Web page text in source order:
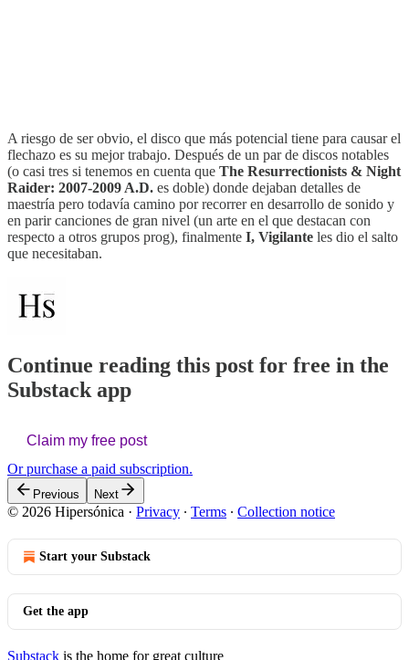
A riesgo de ser obvio, el disco que más potencial tiene para causar el
flechazo es su mejor trabajo. Después de un par de discos notables
(o casi tres si tenemos en cuenta que The Resurrectionists & Night
Raider: 2007-2009 A.D. es doble) donde dejaban detalles de
maestría pero todavía camino por recorrer en desarrollo de sonido y
en parir canciones de gran nivel (un arte en el que destacan con
respecto a otros grupos prog), finalmente I, Vigilante les dio el salto
que necesitaban.
Continue reading this post for free in the
Substack app
Claim my free post
Or purchase a paid subscription.
Previous Next
© 2026 Hipersónica · Privacy ∙ Terms ∙ Collection notice
Start your Substack
Get the app
Substack is the home for great culture